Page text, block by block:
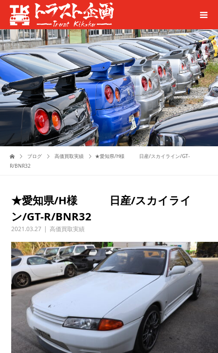
ブログ 高価買取実績
★愛知県/H様 日産/スカイライン/GT-
R/BNR32
★愛知県/H様 日産/スカイライ
ン/GT-R/BNR32
2021.03.27 高価買取実績